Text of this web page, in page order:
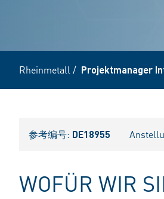
Rheinmetall / Projektmanager
参考编号: DE18955
WOFÜR WIR